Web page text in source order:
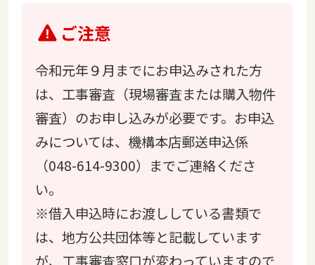
ご注意
令和元年９月までにお申込みされた方
は、工事審査（現場審査または購入物件
審査）のお申し込みが必要です。お申込
みについては、機構本店郵送申込係
（048-614-9300）までご連絡くださ
い。
※借入申込時にお渡ししている書類で
は、地方公共団体等と記載しています
が、工事審査窓口が変わっていますので